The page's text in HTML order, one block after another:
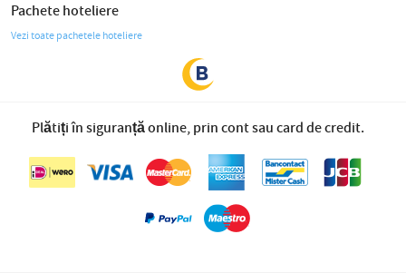
Pachete hoteliere
Vezi toate pachetele hoteliere
Plătiți în siguranță online, prin cont sau card de credit.